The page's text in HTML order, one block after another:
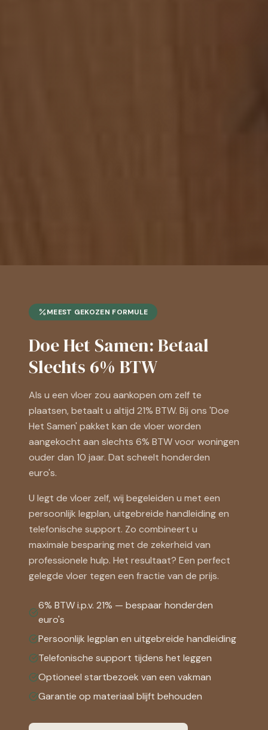
MEEST GEKOZEN FORMULE
Doe Het Samen: Betaal
Slechts 6% BTW
Als u een vloer zou aankopen om zelf te
plaatsen, betaalt u altijd 21% BTW. Bij ons 'Doe
Het Samen' pakket kan de vloer worden
aangekocht aan slechts 6% BTW voor woningen
ouder dan 10 jaar. Dat scheelt honderden
euro's.
U legt de vloer zelf, wij begeleiden u met een
persoonlijk legplan, uitgebreide handleiding en
telefonische support. Zo combineert u
maximale besparing met de zekerheid van
professionele hulp. Het resultaat? Een perfect
gelegde vloer tegen een fractie van de prijs.
6% BTW i.p.v. 21% — bespaar honderden
euro's
Persoonlijk legplan en uitgebreide handleiding
Telefonische support tijdens het leggen
Optioneel startbezoek van een vakman
Garantie op materiaal blijft behouden